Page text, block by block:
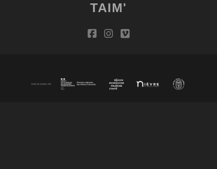
TAIM'
facebook
instagram
vimeo